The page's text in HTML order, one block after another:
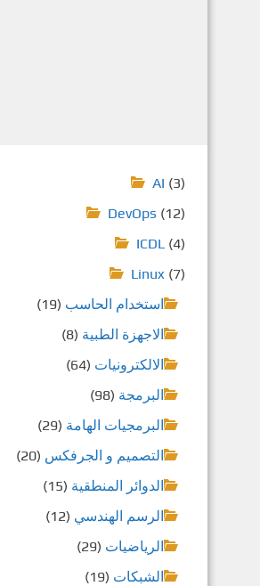
AI (3)
DevOps (12)
ICDL(4)
Linux(7)
استخدام الحاسب (19)
الاجهزة الطبية (8)
الالكترونيات (64)
البرمجة (98)
البرمجيات الهامة (29)
التصميم و الجرفكس (20)
الدوائر المنطقية (15)
الرسم الهندسي (12)
الرياضيات (29)
الشبكات (19)